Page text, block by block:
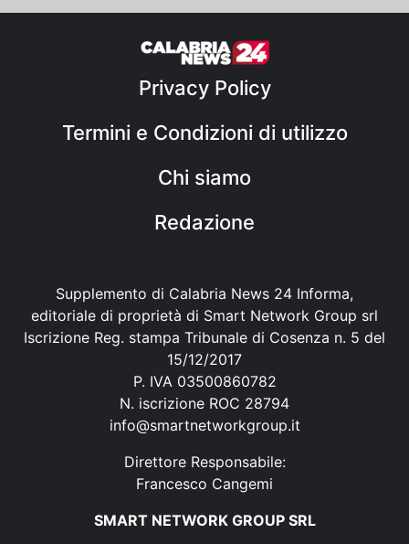
Privacy Policy
Termini e Condizioni di utilizzo
Chi siamo
Redazione
Supplemento di Calabria News 24 Informa,
editoriale di proprietà di Smart Network Group srl
Iscrizione Reg. stampa Tribunale di Cosenza n. 5 del
15/12/2017
P. IVA 03500860782
N. iscrizione ROC 28794
info@smartnetworkgroup.it
Direttore Responsabile:
Francesco Cangemi
SMART NETWORK GROUP SRL